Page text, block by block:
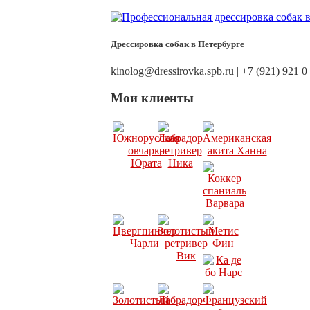
Дрессировка собак в Петербурге
kinolog@dressirovka.spb.ru | +7 (921) 921 0
Мои клиенты